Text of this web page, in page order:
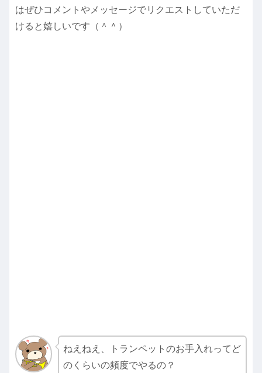
はぜひコメントやメッセージでリクエストしていただ
けると嬉しいです（＾＾）
ねえねえ、トランペットのお手入れってど
のくらいの頻度でやるの？